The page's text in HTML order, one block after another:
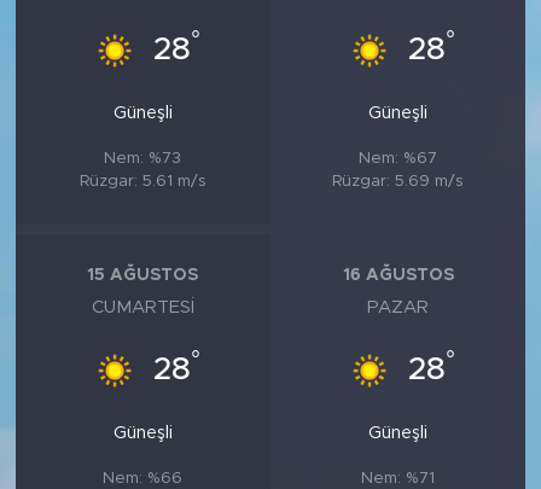
28°
Güneşli
Nem: %73
Rüzgar: 5.61 m/s
28°
Güneşli
Nem: %67
Rüzgar: 5.69 m/s
15 AĞUSTOS
CUMARTESI
28°
Güneşli
Nem: %66
16 AĞUSTOS
PAZAR
28°
Güneşli
Nem: %71